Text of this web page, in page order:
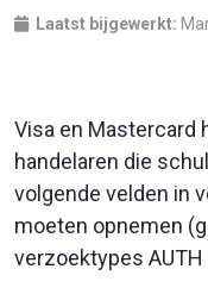
Laatst bijgewerkt:
Visa en Mastercard
handelaren die
volgende velden in
moeten opnemen
verzoektypes AUTH